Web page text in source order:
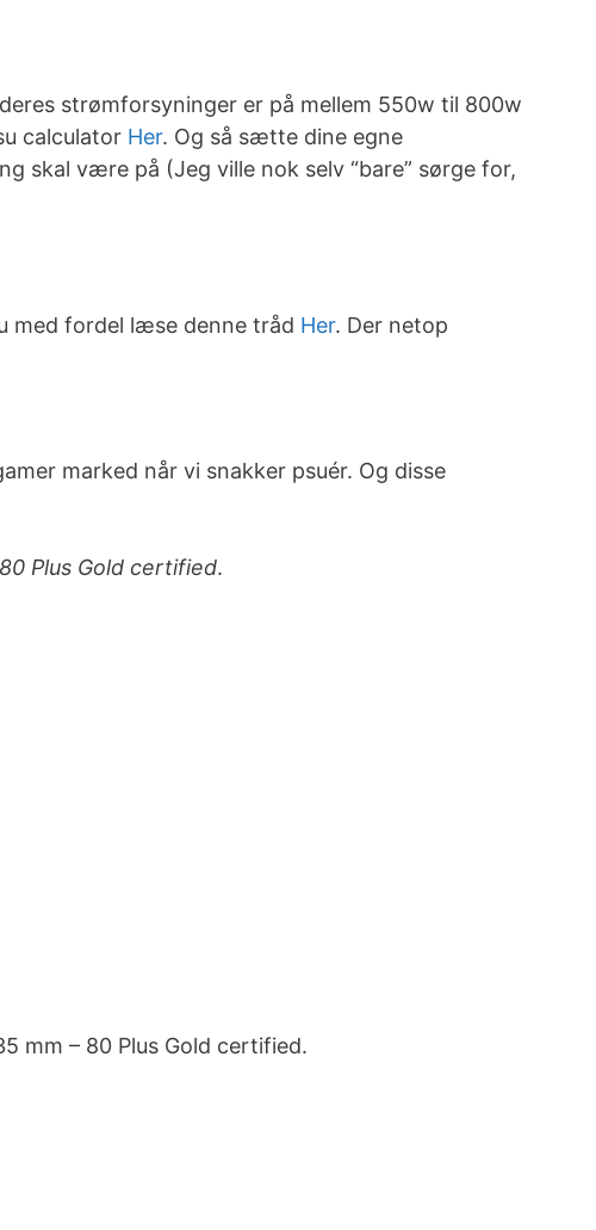
strømforsyninger er på mellem 550w til 800w
calculator Her. Og så sætte dine egne
skal være på (Jeg ville nok selv “bare” sørge for,
med fordel læse denne tråd Her. Der netop
marked når vi snakker psuér. Og disse
Plus Gold certified.
mm – 80 Plus Gold certified.